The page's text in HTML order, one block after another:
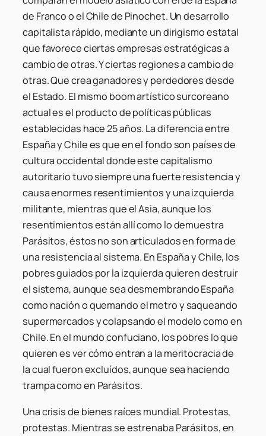
de Franco o el Chile de Pinochet. Un desarrollo
capitalista rápido, mediante un dirigismo estatal
que favorece ciertas empresas estratégicas a
cambio de otras. Y ciertas regiones a cambio de
otras. Que crea ganadores y perdedores desde
el Estado. El mismo boom artístico surcoreano
actual es el producto de políticas públicas
establecidas hace 25 años. La diferencia entre
España y Chile es que en el fondo son países de
cultura occidental donde este capitalismo
autoritario tuvo siempre una fuerte resistencia y
causa enormes resentimientos y una izquierda
militante, mientras que el Asia, aunque los
resentimientos están allí como lo demuestra
Parásitos, éstos no son articulados en forma de
una resistencia al sistema. En España y Chile, los
pobres guiados por la izquierda quieren destruir
el sistema, aunque sea desmembrando España
como nación o quemando el metro y saqueando
supermercados y colapsando el modelo como en
Chile. En el mundo confuciano, los pobres lo que
quieren es ver cómo entran a la meritocracia de
la cual fueron excluídos, aunque sea haciendo
trampa como en Parásitos.
Una crisis de bienes raíces mundial. Protestas,
protestas. Mientras se estrenaba Parásitos, en